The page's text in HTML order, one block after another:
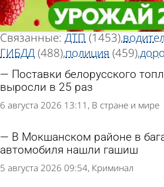
«Автомобиль»
Тег новостей
Всего найдено 5635 новостей
Связанные: ДТП (1453)
ГИБДД(488)полиция (459)
Поставки белорусского
выросли в 25 раз
6 августа 2026 13:11 В стране и мире
В Мокшанском районе в
автомобиля нашли гашиш
5 августа 2026 09:54 Криминал
«Автомобиль»
Тег новостей